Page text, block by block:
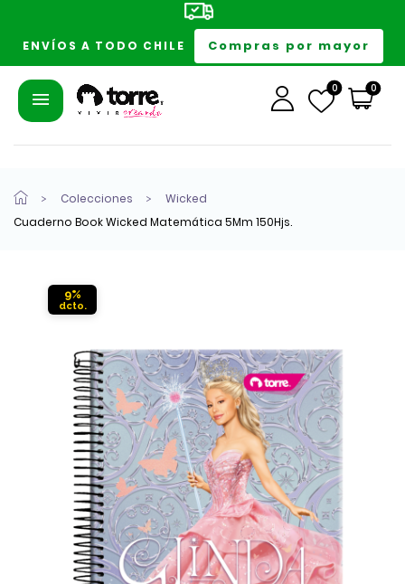
ENVÍOS A TODO CHILE Compras por mayor
0 0
Colecciones
Wicked
Cuaderno Book Wicked Matemática 5Mm 150Hjs.
9%